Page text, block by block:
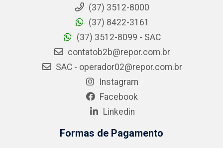
(37) 3512-8000
(37) 8422-3161
(37) 3512-8099 - SAC
contatob2b@repor.com.br
SAC - operador02@repor.com.br
Instagram
Facebook
Linkedin
Formas de Pagamento